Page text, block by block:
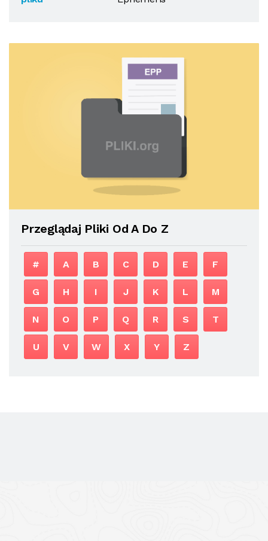
Przeglądaj Pliki Od A Do Z
# A B C D E F
G H I J K L M
N O P Q R S T
U V W X Y Z